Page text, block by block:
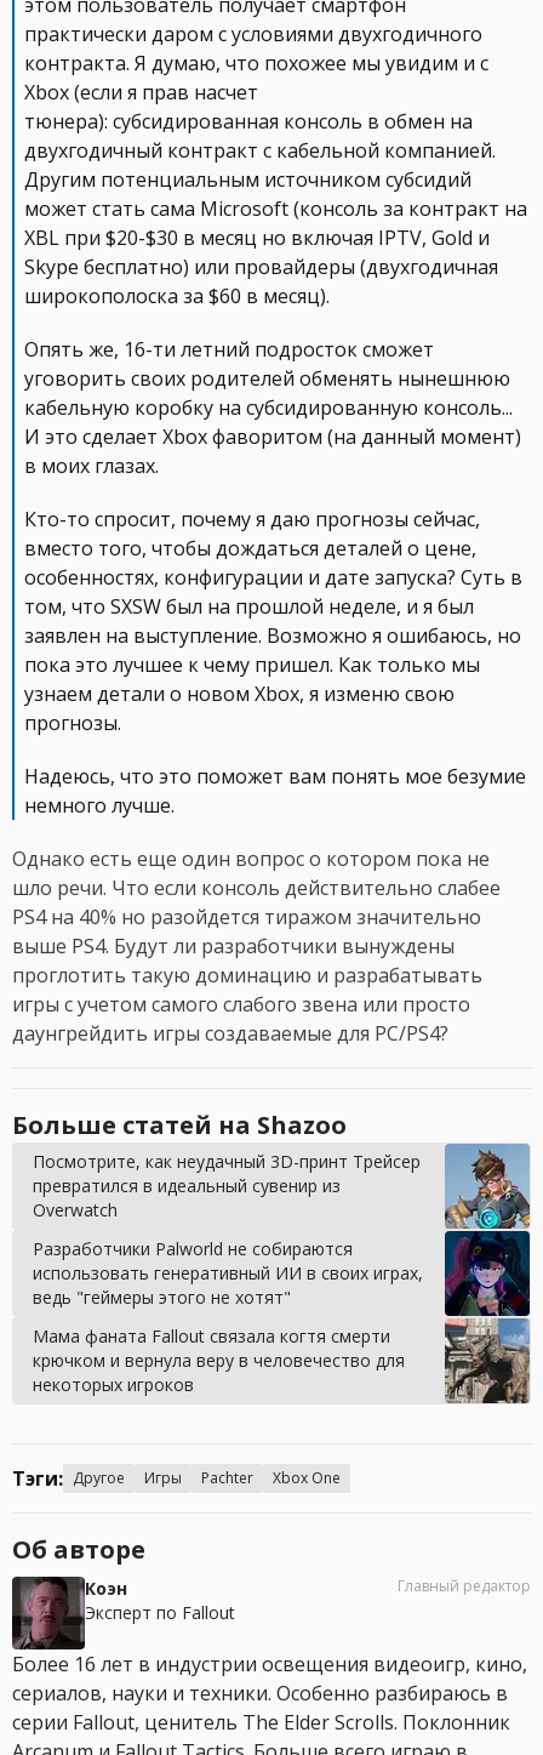
практически даром с условиями двухгодичного
контракта. Я думаю, что похожее мы увидим и с
Xbox (если я прав насчет
тюнера): субсидированная консоль в обмен на
двухгодичный контракт с кабельной компанией.
Другим потенциальным источником субсидий
может стать сама Microsoft (консоль за контракт на
XBL при $20-$30 в месяц но включая IPTV, Gold и
Skype бесплатно) или провайдеры (двухгодичная
широкополоска за $60 в месяц).
Опять же, 16-ти летний подросток сможет
уговорить своих родителей обменять нынешнюю
кабельную коробку на субсидированную консоль...
И это сделает Xbox фаворитом (на данный момент)
в моих глазах.
Кто-то спросит, почему я даю прогнозы сейчас,
вместо того, чтобы дождаться деталей о цене,
особенностях, конфигурации и дате запуска? Суть в
том, что SXSW был на прошлой неделе, и я был
заявлен на выступление. Возможно я ошибаюсь, но
пока это лучшее к чему пришел. Как только мы
узнаем детали о новом Xbox, я изменю свою
прогнозы.
Надеюсь, что это поможет вам понять мое безумие
немного лучше.
Однако есть еще один вопрос о котором пока не
шло речи. Что если консоль действительно слабее
PS4 на 40% но разойдется тиражом значительно
выше PS4. Будут ли разработчики вынуждены
проглотить такую доминацию и разрабатывать
игры с учетом самого слабого звена или просто
даунгрейдить игры создаваемые для PC/PS4?
Больше статей на Shazoo
Посмотрите, как неудачный 3D-принт Трейсер
превратился в идеальный сувенир из
Overwatch
Разработчики Palworld не собираются
использовать генеративный ИИ в своих играх,
ведь "геймеры этого не хотят"
Мама фаната Fallout связала когтя смерти
крючком и вернула веру в человечество для
некоторых игроков
Тэги: Другое Игры Pachter Xbox One
Об авторе
Коэн
Эксперт по Fallout
Главный редактор
Более 16 лет в индустрии освещения видеоигр, кино,
сериалов, науки и техники. Особенно разбираюсь в
серии Fallout, ценитель The Elder Scrolls. Поклонник